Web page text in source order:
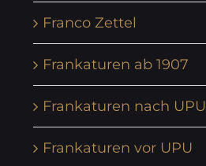
Franco Zettel
Frankaturen ab 1907
Frankaturen nach UPU
Frankaturen vor UPU